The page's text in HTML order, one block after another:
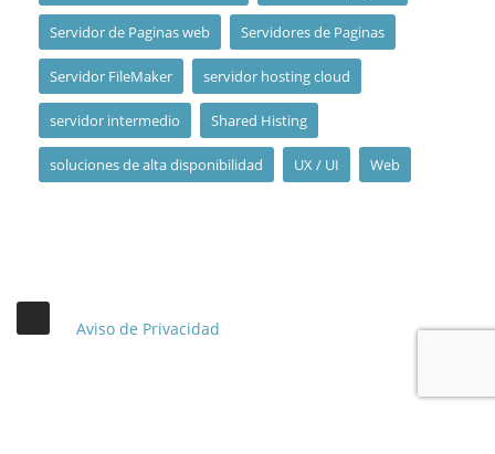
Servidor de Paginas web Servidores de Paginas
Servidor FileMaker servidor hosting cloud
servidor intermedio Shared Histing
soluciones de alta disponibilidad UX / UI Web
Aviso de Privacidad